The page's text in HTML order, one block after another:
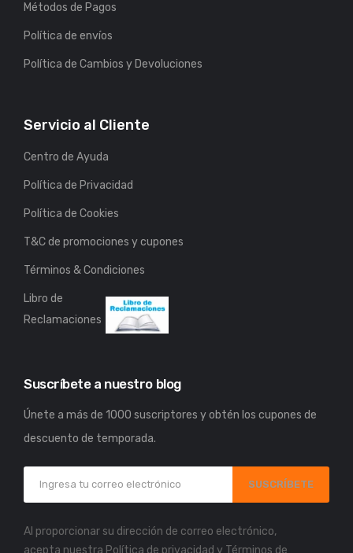
Métodos de Pagos
Política de envíos
Política de Cambios y Devoluciones
Servicio al Cliente
Centro de Ayuda
Política de Privacidad
Política de Cookies
T&C de promociones y cupones
Términos & Condiciones
Libro de
Reclamaciones
Suscríbete a nuestro blog
Únete a más de 1000 suscriptores y obtén los cupones de
descuento de temporada.
SUSCRÍBETE
Al proporcionar su dirección de correo electrónico,
acepta nuestra Política de privacidad y Términos de